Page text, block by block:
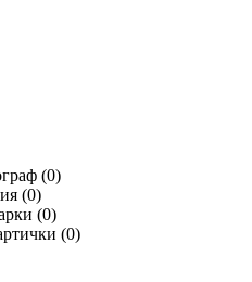
(0)
(0)
(0)
(0)